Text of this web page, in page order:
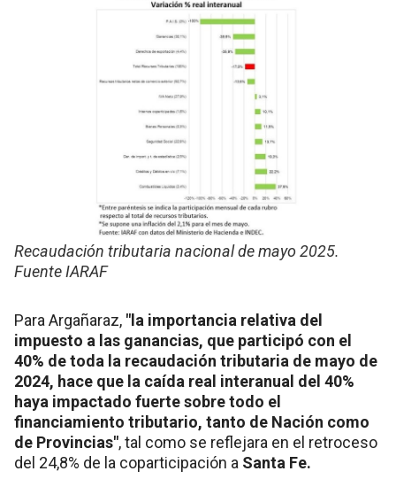
Recaudación tributaria nacional de mayo 2025.
Fuente IARAF
Para Argañaraz, "la importancia relativa del
impuesto a las ganancias, que participó con el
40% de toda la recaudación tributaria de mayo de
2024, hace que la caída real interanual del 40%
haya impactado fuerte sobre todo el
financiamiento tributario, tanto de Nación como
de Provincias", tal como se reflejara en el retroceso
del 24,8% de la coparticipación a Santa Fe.